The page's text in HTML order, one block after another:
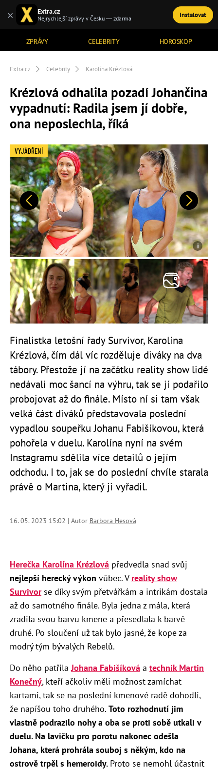
ZPRÁVY CELEBRITY HOROSKOP
TÉMATA
Extra.cz Celebrity Karolína Krézlová
Krézlová odhalila pozadí Johančina
vypadnutí: Radila jsem jí dobře,
ona neposlechla, říká
Předchozí Další
VYJÁDŘENÍ
Finalistka letošní řady Survivor, Karolína
Krézlová, čím dál víc rozděluje diváky na dva
tábory. Přestože jí na začátku reality show lidé
nedávali moc šancí na výhru, tak se jí podařilo
probojovat až do finále. Místo ní si tam však
velká část diváků představovala poslední
vypadlou soupeřku Johanu Fabišíkovou, která
pohořela v duelu. Karolína nyní na svém
Instagramu sdělila více detailů o jejím
odchodu. I to, jak se do poslední chvíle starala
právě o Martina, který ji vyřadil.
16. 05. 2023 15:02 | Autor Barbora Hesová
Herečka Karolína Krézlová předvedla snad svůj
nejlepší herecký výkon vůbec. Vreality show
Survivorse díky svým přetvářkám a intrikám dostala
až do samotného finále. Byla jedna z mála, která
zradila svou barvu kmene a přesedlala k barvě
druhé. Po sloučení už tak bylo jasné, že kope za
modrý tým bývalých Rebelů.
Do něho patřilaJohana Fabišíková a technik Martin
Konečný, kteří ačkoliv měli možnost zamíchat
kartami, tak se na poslední kmenové radě dohodli,
že napíšou toho druhého. Toto rozhodnutí jim
vlastně podrazilo nohy a oba se proti sobě utkali v
duelu. Na lavičku pro porotu nakonec odešla
Johana, která prohrála souboj s někým, kdo na
ostrově trpěl s hemeroidy. Proto se nemohl účastnit
× Extra.cz
Nejrychlejší zprávy v Česku — zdarma Instalovat